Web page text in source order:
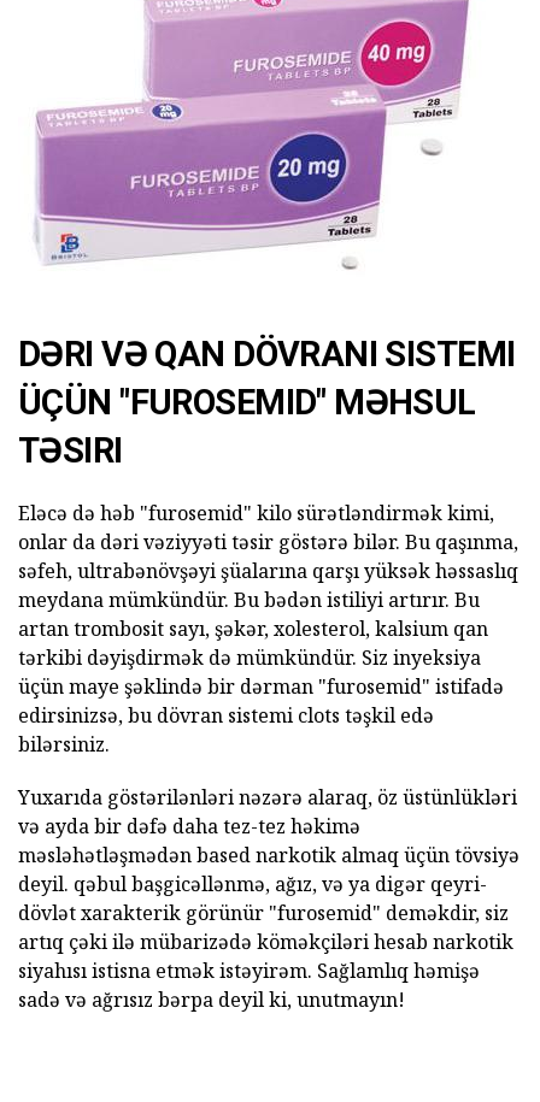
DƏRI VƏ QAN DÖVRANI SISTEMI
ÜÇÜN "FUROSEMID" MƏHSUL
TƏSIRI
Eləcə də həb "furosemid" kilo sürətləndirmək kimi,
onlar da dəri vəziyyəti təsir göstərə bilər. Bu qaşınma,
səfeh, ultrabənövşəyi şüalarına qarşı yüksək həssaslıq
meydana mümkündür. Bu bədən istiliyi artırır. Bu
artan trombosit sayı, şəkər, xolesterol, kalsium qan
tərkibi dəyişdirmək də mümkündür. Siz inyeksiya
üçün maye şəklində bir dərman "furosemid" istifadə
edirsinizsə, bu dövran sistemi clots təşkil edə
bilərsiniz.
Yuxarıda göstərilənləri nəzərə alaraq, öz üstünlükləri
və ayda bir dəfə daha tez-tez həkimə
məsləhətləşmədən based narkotik almaq üçün tövsiyə
deyil. qəbul başgicəllənmə, ağız, və ya digər qeyri-
dövlət xarakterik görünür "furosemid" deməkdir, siz
artıq çəki ilə mübarizədə köməkçiləri hesab narkotik
siyahısı istisna etmək istəyirəm. Sağlamlıq həmişə
sadə və ağrısız bərpa deyil ki, unutmayın!